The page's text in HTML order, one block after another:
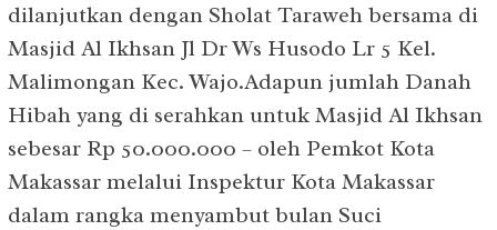
dilanjutkan dengan Sholat Taraweh bersama di
Masjid Al Ikhsan Jl Dr Ws Husodo Lr 5 Kel.
Malimongan Kec. Wajo.Adapun jumlah Danah
Hibah yang di serahkan untuk Masjid Al Ikhsan
sebesar Rp 50.000.000 – oleh Pemkot Kota
Makassar melalui Inspektur Kota Makassar
dalam rangka menyambut bulan Suci